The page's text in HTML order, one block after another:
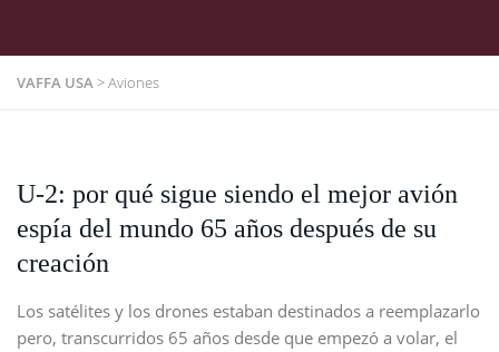
VAFFA USA>Aviones
U-2: por qué sigue siendo el mejor avión
espía del mundo 65 años después de su
creación
Los satélites y los drones estaban destinados a reemplazarlo
pero, transcurridos 65 años desde que empezó a volar, el